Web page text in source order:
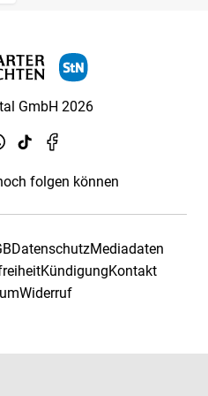
GmbH 2026
folgen können
DatenschutzMediadaten
KündigungKontakt
Widerruf